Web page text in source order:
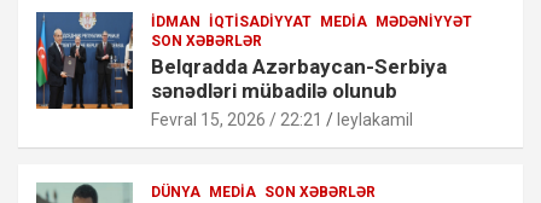
İDMAN İQTISADIYYAT MEDIA MƏDƏNIYYƏT
SON XƏBƏRLƏR
Belqradda Azərbaycan-Serbiya
sənədləri mübadilə olunub
Fevral 15, 2026 / 22:21 leylakamil
DÜNYA MEDIA SON XƏBƏRLƏR